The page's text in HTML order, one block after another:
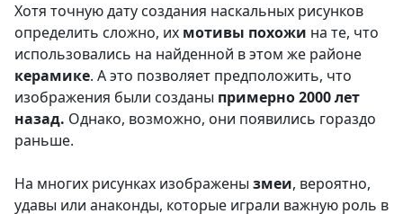
Хотя точную дату создания наскальных рисунков
определить сложно, их мотивы похожи на те, что
использовались на найденной в этом же районе
керамике. А это позволяет предположить, что
изображения были созданы примерно 2000 лет
назад. Однако, возможно, они появились гораздо
раньше.
На многих рисунках изображены змеи, вероятно,
удавы или анаконды, которые играли важную роль в